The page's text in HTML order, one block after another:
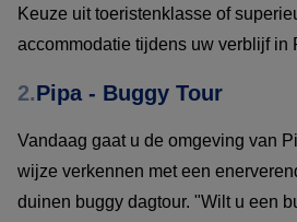
Keuze uit toeristenklasse of
accommodatie tijdens uw verblijf in
2.Pipa - Buggy Tour
Vandaag gaat u de omgeving van
wijze verkennen met een
duinen buggy dagtour. "Wilt u een